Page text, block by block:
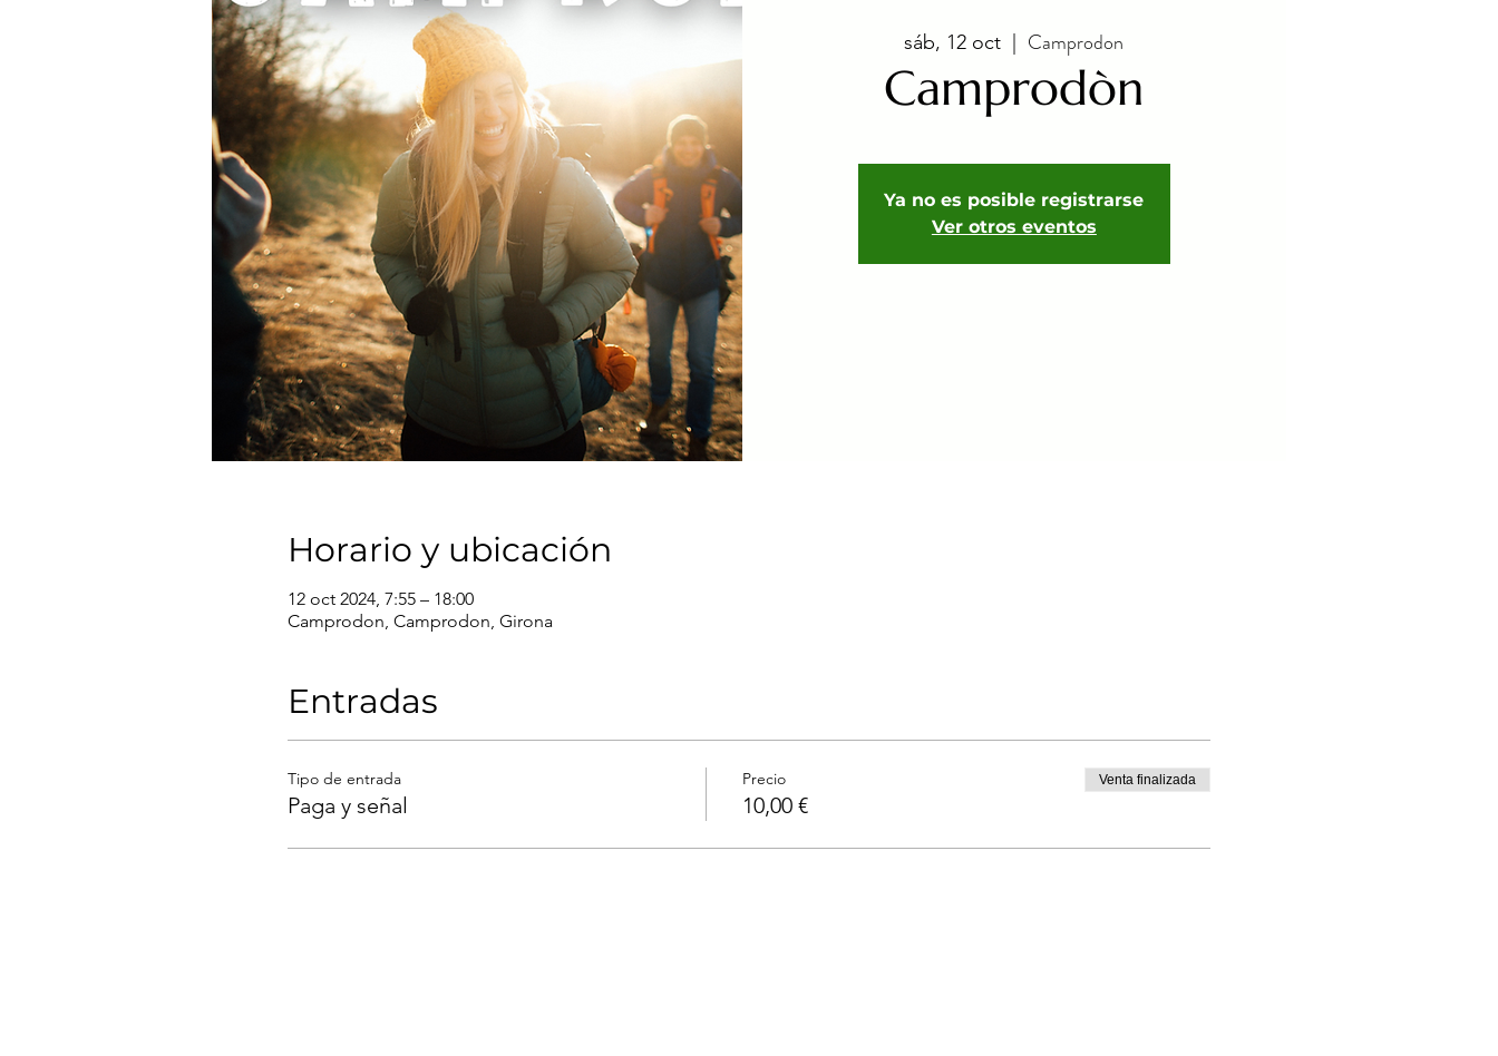
sáb, 12 oct Camprodon
Camprodòn
Ya no es posible registrarse
Ver otros eventos
Horario y ubicación
12 oct 2024, 7:55 – 18:00
Camprodon, Camprodon, Girona
Entradas
Tipo de entrada
Paga y señal
Precio
10,00 €
Venta finalizada